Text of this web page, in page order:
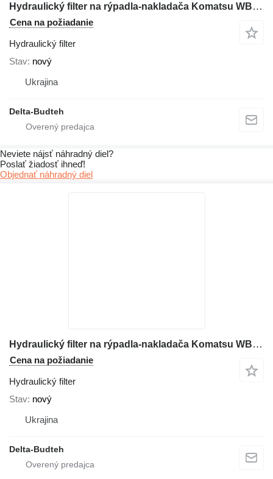
Hydraulický filter na rýpadla-nakladača Komatsu WB93R-5
Cena na požiadanie
Hydraulický filter
Stav nový
Ukrajina
Delta-Budteh
Neviete nájsť náhradný diel?
Poslať žiadosť ihneď!
Objednať náhradný diel
Hydraulický filter na rýpadla-nakladača Komatsu WB93R-2
Cena na požiadanie
Hydraulický filter
Stav nový
Ukrajina
Delta-Budteh